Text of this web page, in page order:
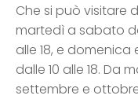
Che si può visitare
martedì a sabato
alle 18, e
dalle 10 alle 18. Da
settembre e